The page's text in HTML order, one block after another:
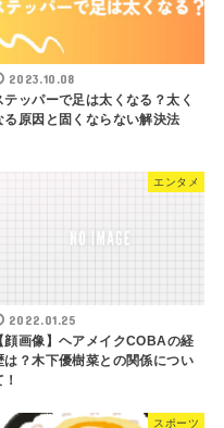
2023.10.08
テッパーで足は太くなる？太く
る原因と固くならない解決法
エンタメ
2022.01.25
顔画像】ヘアメイクCOBAの経
は？木下優樹菜との関係につい
スポーツ